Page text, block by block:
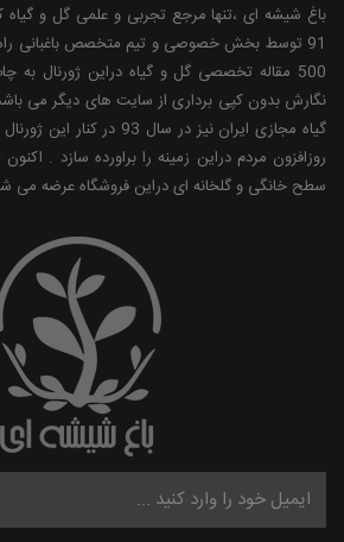
باغ شیشه ای ،تنها مرجع تجربی و علمی گل و گیاه
91 توسط بخش خصوصی و تیم متخصص باغبانی
500 مقاله تخصصی گل و گیاه دراین ژورنال به
نگارش بدون کپی برداری از سایت های دیگر می
گیاه مجازی ایران نیز در سال
روزافزون مردم دراین زمینه را براورده سازد .
سطح خانگی و گلخانه ای دراین فروشگاه عرضه می